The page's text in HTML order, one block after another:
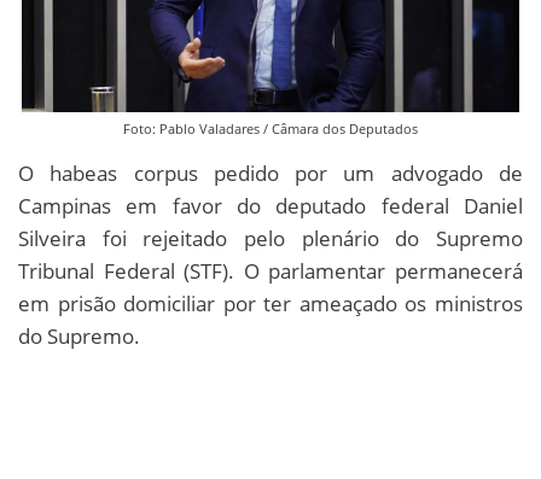
Foto: Pablo Valadares / Câmara dos Deputados
O habeas corpus pedido por um advogado de
Campinas em favor do deputado federal Daniel
Silveira foi rejeitado pelo plenário do Supremo
Tribunal Federal (STF). O parlamentar permanecerá
em prisão domiciliar por ter ameaçado os ministros
do Supremo.